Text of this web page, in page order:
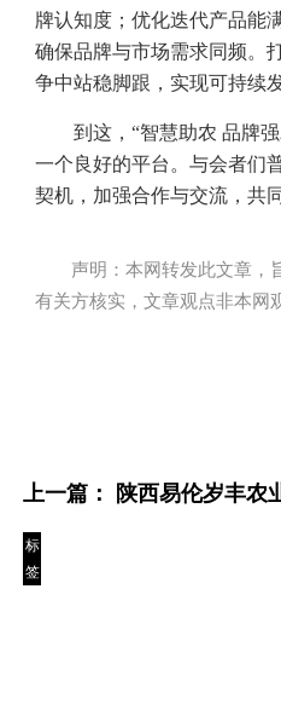
牌认知度；优化迭代产品能
确保品牌与市场需求同频。
争中站稳脚跟，实现可持续
到这，“智慧助农 品牌
一个良好的平台。与会者们
契机，加强合作与交流，共
声明：本网转发此文章，
有关方核实，文章观点非本网
上一篇： 陕西易伦岁丰农
标
签